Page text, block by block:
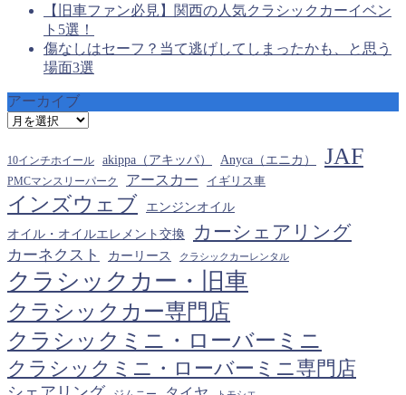
【旧車ファン必見】関西の人気クラシックカーイベン
ト5選！
傷なしはセーフ？当て逃げしてしまったかも、と思う
場面3選
アーカイブ
ア
カ
イ
ブ
10インチホイール akippa（アキッパ） Anyca（エニカ） JAF
PMCマンスリーパーク アースカー イギリス車
インズウェブ エンジンオイル
オイル・オイルエレメント交換 カーシェアリング
カーネクスト カーリース クラシックカーレンタル
クラシックカー・旧車
クラシックカー専門店
クラシックミニ・ローバーミニ
クラシックミニ・ローバーミニ専門店